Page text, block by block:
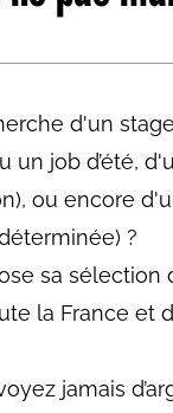
d'un
un job d’été,
ou encore
?
sa sélection
la France et
jamais